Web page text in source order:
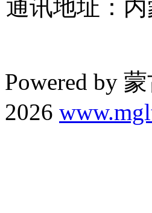
通讯地址：
Powered by
2026